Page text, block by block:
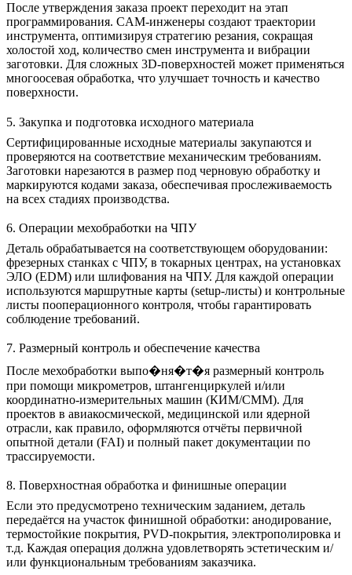
После утверждения заказа проект переходит на этап
программирования. CAM-инженеры создают траектории
инструмента, оптимизируя стратегию резания, сокращая
холостой ход, количество смен инструмента и вибрации
заготовки. Для сложных 3D-поверхностей может применяться
многоосевая обработка, что улучшает точность и качество
поверхности.
5. Закупка и подготовка исходного материала
Сертифицированные исходные материалы закупаются и
проверяются на соответствие механическим требованиям.
Заготовки нарезаются в размер под черновую обработку и
маркируются кодами заказа, обеспечивая прослеживаемость
на всех стадиях производства.
6. Операции мехобработки на ЧПУ
Деталь обрабатывается на соответствующем оборудовании:
фрезерных станках с ЧПУ, в токарных центрах, на установках
ЭЛО (EDM) или шлифования на ЧПУ. Для каждой операции
используются маршрутные карты (setup-листы) и контрольные
листы пооперационного контроля, чтобы гарантировать
соблюдение требований.
7. Размерный контроль и обеспечение качества
После мехобработки выпо�ня�т�я размерный контроль
при помощи микрометров, штангенциркулей и/или
координатно-измерительных машин (КИМ/CMM). Для
проектов в авиакосмической, медицинской или ядерной
отрасли, как правило, оформляются отчёты первичной
опытной детали (FAI) и полный пакет документации по
трассируемости.
8. Поверхностная обработка и финишные операции
Если это предусмотрено техническим заданием, деталь
передаётся на участок финишной обработки: анодирование,
термостойкие покрытия, PVD-покрытия, электрополировка и
т.д. Каждая операция должна удовлетворять эстетическим и/
или функциональным требованиям заказчика.